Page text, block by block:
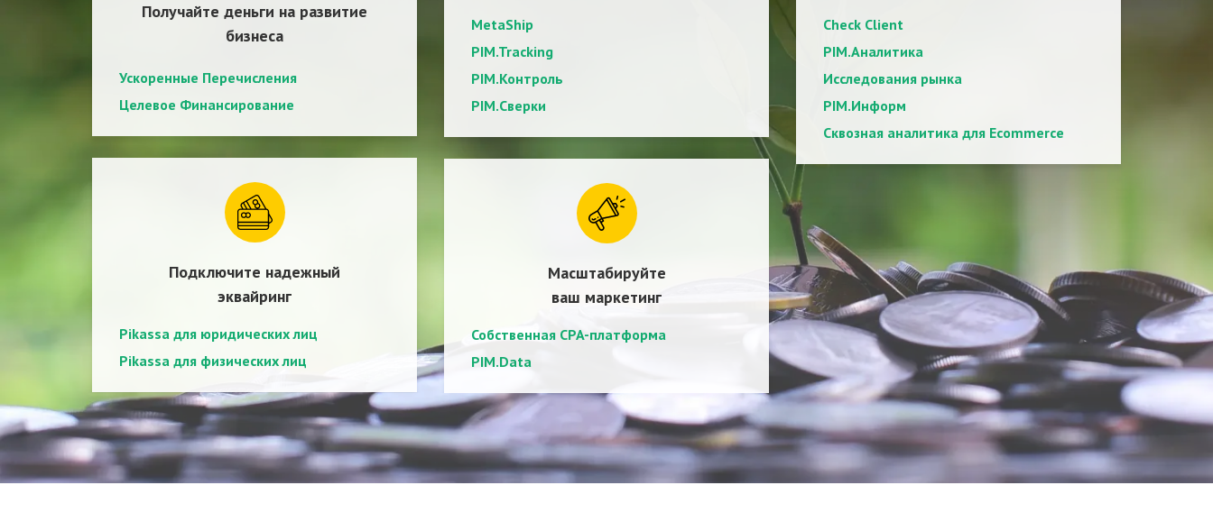
Получайте деньги на развитие
бизнеса
Ускоренные Перечисления
Целевое Финансирование
Подключите надежный
эквайринг
Pikassa для юридических лиц
Pikassa для физических лиц
MetaShip
PIM.Tracking
PIM.Контроль
PIM.Сверки
Масштабируйте
ваш маркетинг
Собственная CPA-платформа
PIM.Data
Check Client
PIM.Аналитика
Исследования рынка
PIM.Информ
Сквозная аналитика для Ecommerce